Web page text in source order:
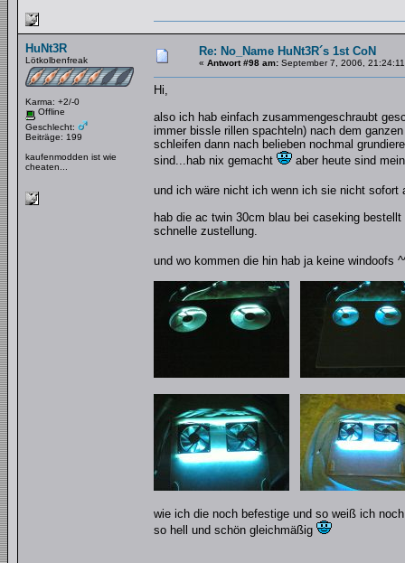
HuNt3R
Lötkolbenfreak
Karma: +2/-0
Offline
Geschlecht:
Beiträge: 199
kaufenmodden ist wie
cheaten...
Re: No_Name HuNt3R´s 1st CoN
« Antwort #98 am: September 7, 2006,
Hi,
also ich hab einfach zusammengeschraubt
immer bissle rillen spachteln) nach dem
schleifen dann nach belieben nochmal
sind...hab nix gemacht
aber heute sind
und ich wäre nicht ich wenn ich sie nicht
hab die ac twin 30cm blau bei caseking
schnelle zustellung.
und wo kommen die hin hab ja keine
wie ich die noch befestige und so weiß ich
so hell und schön gleichmäßig